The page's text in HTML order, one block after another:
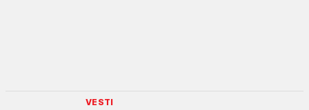
VESTI